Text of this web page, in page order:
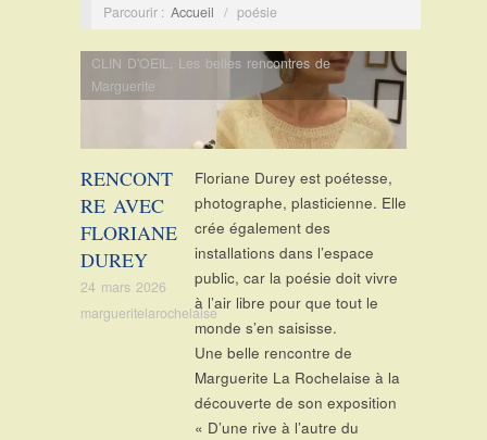
Parcourir : Accueil / poésie
RENCONT
RE AVEC
FLORIANE
DUREY
24 mars 2026
margueritelarochelaise
CLIN D'OEIL, Les belles rencontres de
Marguerite
Floriane Durey est poétesse,
photographe, plasticienne. Elle
crée également des
installations dans l’espace
public, car la poésie doit vivre
à l’air libre pour que tout le
monde s’en saisisse.
Une belle rencontre de
Marguerite La Rochelaise à la
découverte de son exposition
« D’une rive à l’autre du